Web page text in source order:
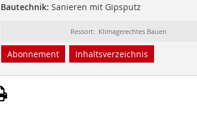
Bautechnik: Sanieren mit Gipsputz
Ressort: Klimagerechtes Bauen
Abonnement Inhaltsverzeichnis